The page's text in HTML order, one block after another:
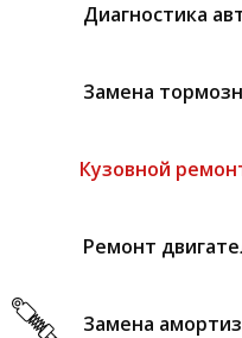
Диагностика
Замена
Кузовной
Ремонт
Замена